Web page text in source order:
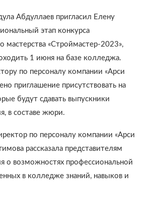
Абдуллаев пригласил Елену
этап конкурса
мастерства «Строймастер-2023»,
1 июня на базе колледжа.
по персоналу компании «Арси
приглашение присутствовать на
будут сдавать выпускники
в составе жюри.
по персоналу компании «Арси
рассказала представителям
о возможностях профессиональной
в колледже знаний, навыков и